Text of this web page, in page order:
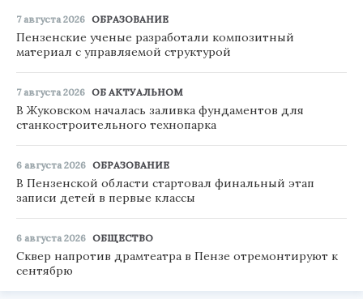
7 августа 2026 ОБРАЗОВАНИЕ
Пензенские ученые разработали композитный
материал с управляемой структурой
7 августа 2026 ОБ АКТУАЛЬНОМ
В Жуковском началась заливка фундаментов для
станкостроительного технопарка
6 августа 2026 ОБРАЗОВАНИЕ
В Пензенской области стартовал финальный этап
записи детей в первые классы
6 августа 2026 ОБЩЕСТВО
Сквер напротив драмтеатра в Пензе отремонтируют к
сентябрю